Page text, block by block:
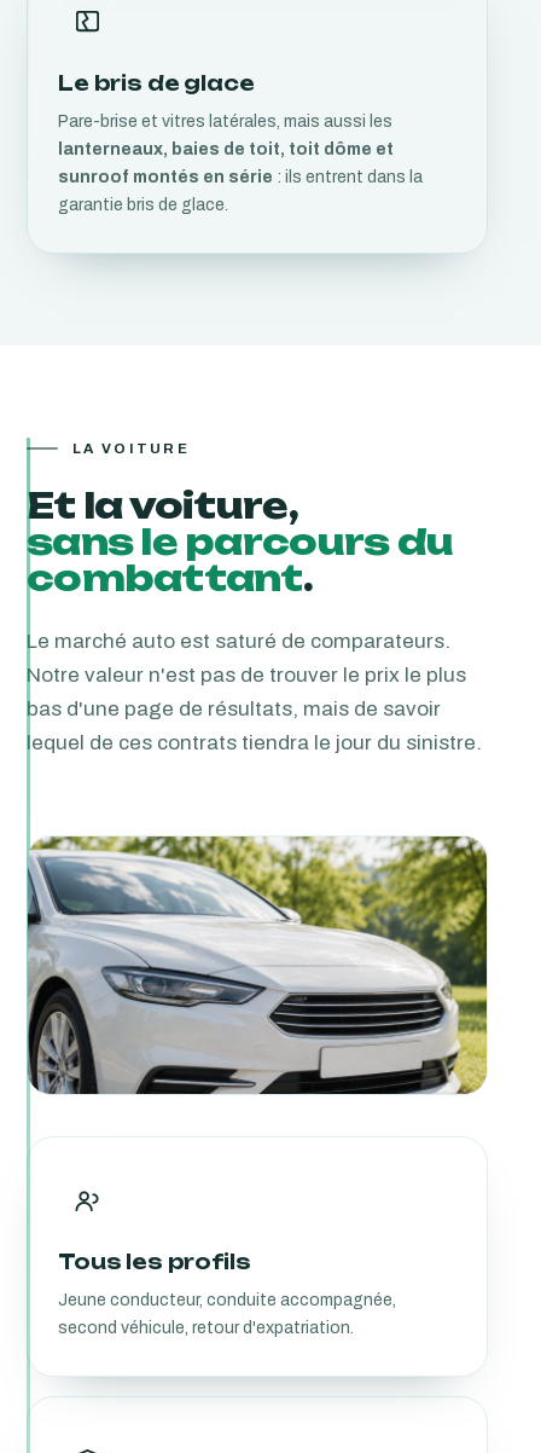
Le bris de glace
Pare-brise et vitres latérales, mais aussi les
lanterneaux, baies de toit, toit dôme et
sunroof montés en série : ils entrent dans la
garantie bris de glace.
LA VOITURE
Et la voiture,
sans le parcours du
combattant.
Le marché auto est saturé de comparateurs.
Notre valeur n'est pas de trouver le prix le plus
bas d'une page de résultats, mais de savoir
lequel de ces contrats tiendra le jour du sinistre.
Tous les profils
Jeune conducteur, conduite accompagnée,
second véhicule, retour d'expatriation.